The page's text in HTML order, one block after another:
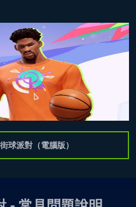
球派對（電腦版）